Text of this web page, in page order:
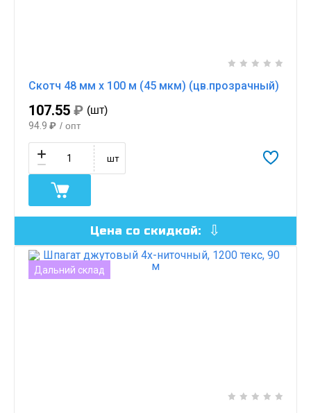
Скотч 48 мм x 100 м (45 мкм) (цв.прозрачный)
107.55 ₽ (шт)
94.9 ₽ / опт
шт
Цена со скидкой:
Дальний склад